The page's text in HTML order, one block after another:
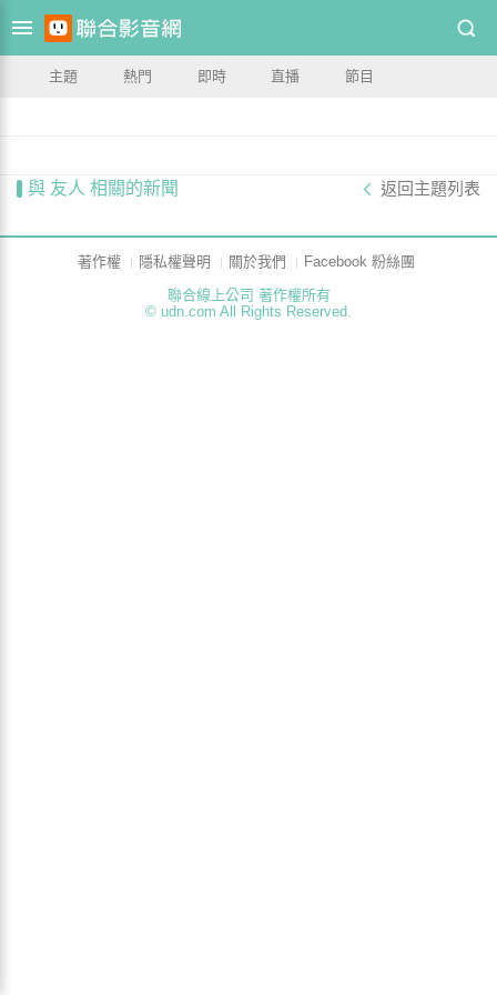
主題 熱門 即時 直播 節目
與 友人 相關的新聞 返回主題列表
著作權 隱私權聲明 關於我們
Facebook 粉絲團
聯合線上公司 著作權所有
© udn.com All Rights Reserved.